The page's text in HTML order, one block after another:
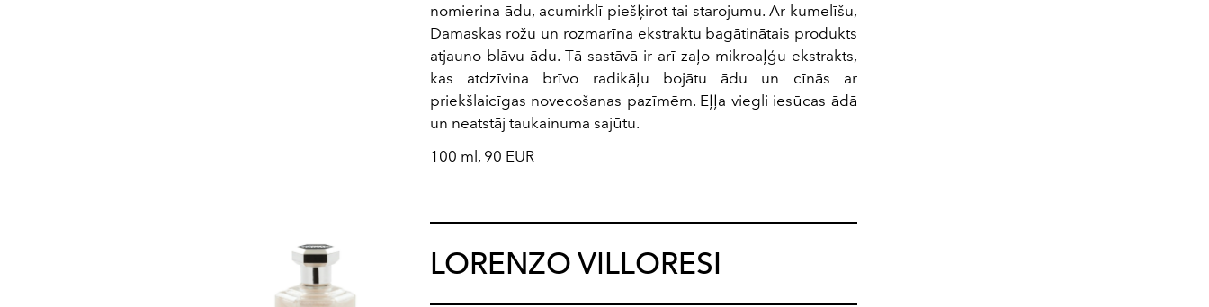
nomierina ādu, acumirklī piešķirot tai starojumu. Ar kumelīšu,
Damaskas rožu un rozmarīna ekstraktu bagātinātais produkts
atjauno blāvu ādu. Tā sastāvā ir arī zaļo mikroaļģu ekstrakts,
kas atdzīvina brīvo radikāļu bojātu ādu un cīnās ar
priekšlaicīgas novecošanas pazīmēm. Eļļa viegli iesūcas ādā
un neatstāj taukainuma sajūtu.
100 ml, 90 EUR
LORENZO VILLORESI